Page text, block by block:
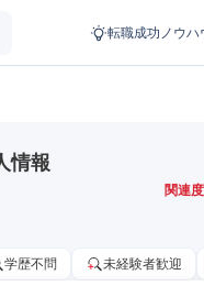
転職成功ノウハ
情報
関連
学歴不問 未経験者歓迎